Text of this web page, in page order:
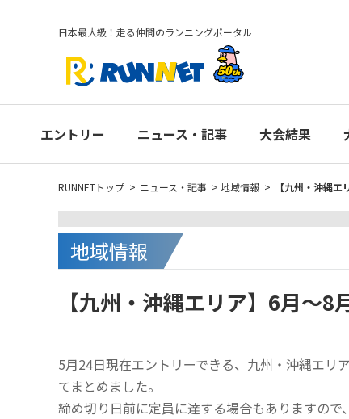
日本最大級！走る仲間のランニングポータル
エントリー ニュース・記事 大会結果
RUNNETトップ > ニュース・記事 > 地域情報 > 【九州・沖縄
地域情報
【九州・沖縄エリア】6月～
5月24日現在エントリーできる、九州・沖縄エリ
てまとめました。
締め切り日前に定員に達する場合もありますので